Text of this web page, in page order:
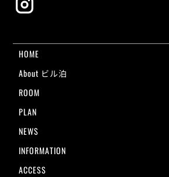
HOME
About ビル泊
ROOM
PLAN
NEWS
INFORMATION
ACCESS